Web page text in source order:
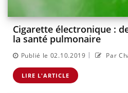
Cigarette électronique :
la santé pulmonaire
Publié le 02.10.2019 | Par
LIRE L'ARTICLE